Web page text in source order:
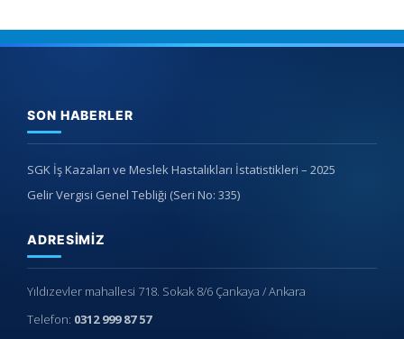
SON HABERLER
SGK İş Kazaları ve Meslek Hastalıkları İstatistikleri – 2025
Gelir Vergisi Genel Tebliği (Seri No: 335)
ADRESIMIZ
Yıldızevler mahallesi 718. Sokak 8/6 Çankaya / Ankara
Telefon: 0312 999 87 57